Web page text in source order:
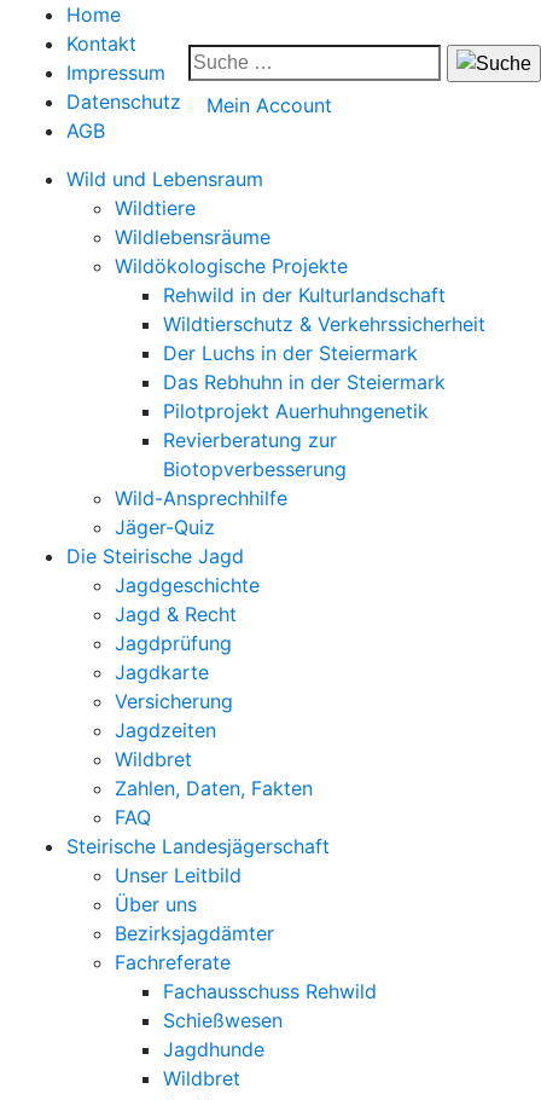
Home
Kontakt
Impressum
Datenschutz
AGB
Mein Account
Wild und Lebensraum
Wildtiere
Wildlebensräume
Wildökologische Projekte
Rehwild in der Kulturlandschaft
Wildtierschutz & Verkehrssicherheit
Der Luchs in der Steiermark
Das Rebhuhn in der Steiermark
Pilotprojekt Auerhuhngenetik
Revierberatung zur
Biotopverbesserung
Wild-Ansprechhilfe
Jäger-Quiz
Die Steirische Jagd
Jagdgeschichte
Jagd & Recht
Jagdprüfung
Jagdkarte
Versicherung
Jagdzeiten
Wildbret
Zahlen, Daten, Fakten
FAQ
Steirische Landesjägerschaft
Unser Leitbild
Über uns
Bezirksjagdämter
Fachreferate
Fachausschuss Rehwild
Schießwesen
Jagdhunde
Wildbret